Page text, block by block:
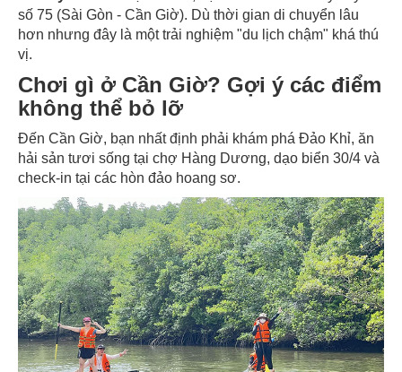
số 75 (Sài Gòn - Cần Giờ). Dù thời gian di chuyển lâu
hơn nhưng đây là một trải nghiệm "du lịch chậm" khá thú
vị.
Chơi gì ở Cần Giờ? Gợi ý các điểm
không thể bỏ lỡ
Đến Cần Giờ, bạn nhất định phải khám phá Đảo Khỉ, ăn
hải sản tươi sống tại chợ Hàng Dương, dạo biển 30/4 và
check-in tại các hòn đảo hoang sơ.